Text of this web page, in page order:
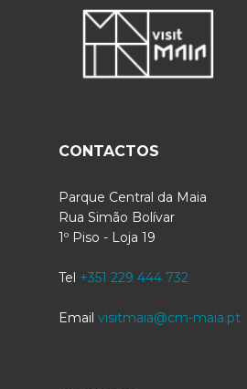
CONTACTOS
Parque Central da Maia
Rua Simão Bolívar
1º Piso - Loja 19
Tel +351 229 444 732
Email visitmaia@cm-maia.pt